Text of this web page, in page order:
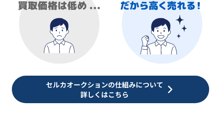
セルカオークションの仕組みについて
詳しくはこちら